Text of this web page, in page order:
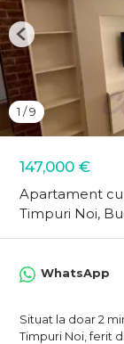
147,000 €
Apartament
Timpuri Noi,
1 /9
Previous
WhatsApp
Situat la doar 2
Timpuri Noi, ferit